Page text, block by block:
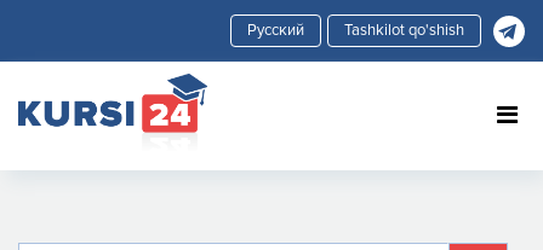
Tashkilot qo'shish